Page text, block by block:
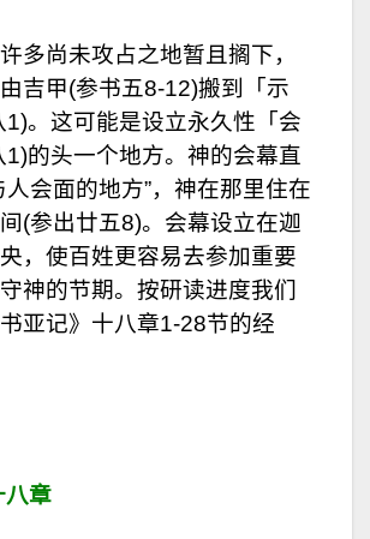
多尚未攻占之地暂且搁下，
吉甲(参书五8-12)搬到「示
1)。这可能是设立永久性「会
1)的头一个地方。神的会幕直
人会面的地方”，神在那里住在
(参出廿五8)。会幕设立在迦
，使百姓更容易去参加重要
神的节期。按研读进度我们
亚记》十八章1-28节的经
八章